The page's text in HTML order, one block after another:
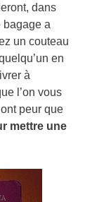
dans
bagage a
un couteau
en
à
l’on vous
peur que
mettre une